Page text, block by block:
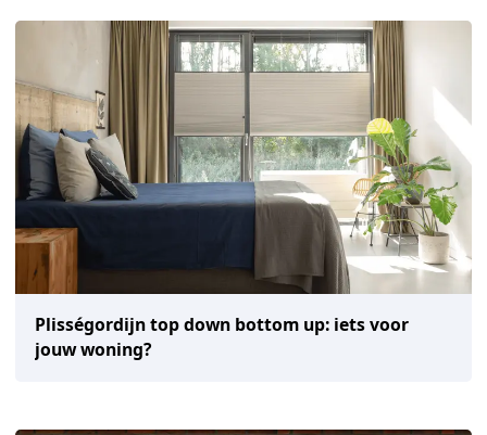
Plisségordijn top down bottom up: iets voor
jouw woning?